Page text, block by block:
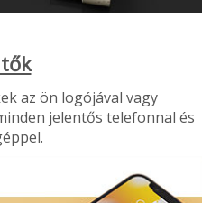
az ön logójával vagy
jelentős telefonnal és